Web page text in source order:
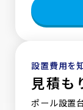
設置費用を
見積も
ポール設置